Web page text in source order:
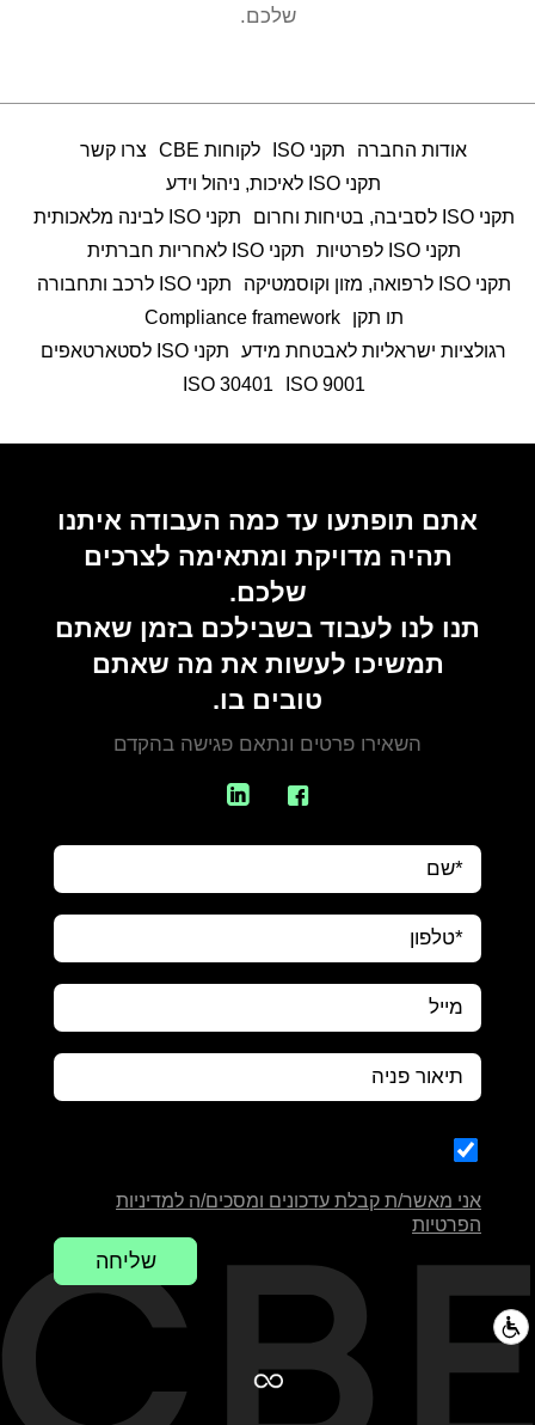
שלכם.
אודות החברה תקני ISO לקוחות CBE
צרו קשר
תקני ISO לאיכות, ניהול וידע
תקני ISO לסביבה, בטיחות וחרום
תקני ISO לבינה מלאכותית
תקני ISO לפרטיות
תקני ISO לאחריות חברתית
תקני ISO לרפואה, מזון וקוסמטיקה
תקני ISO לרכב ותחבורה
תו תקן
Compliance framework
רגולציות ישראליות לאבטחת מידע
תקני ISO לסטארטאפים
9001 ISO
ISO 30401
אתם תופתעו עד כמה העבודה איתנו
תהיה מדויקת ומתאימה לצרכים
שלכם.
תנו לנו לעבוד בשבילכם בזמן שאתם
תמשיכו לעשות את מה שאתם
טובים בו.
השאירו פרטים ונתאם פגישה בהקדם
אני מאשר/ת קבלת עדכונים ומסכים/ה למדיניות
הפרטיות